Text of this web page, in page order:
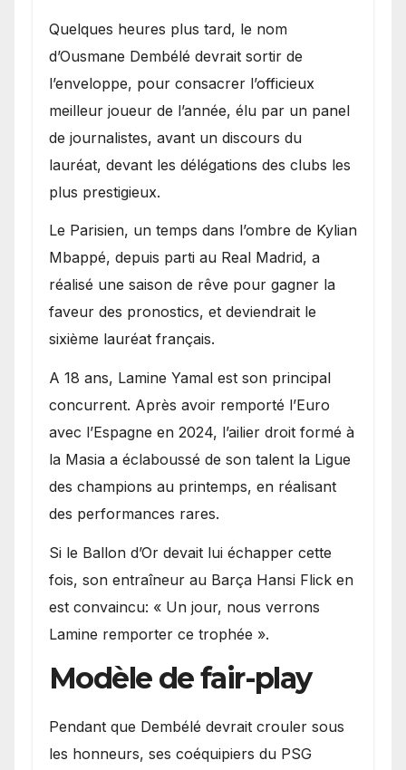
Quelques heures plus tard, le nom
d’Ousmane Dembélé devrait sortir de
l’enveloppe, pour consacrer l’officieux
meilleur joueur de l’année, élu par un panel
de journalistes, avant un discours du
lauréat, devant les délégations des clubs les
plus prestigieux.
Le Parisien, un temps dans l’ombre de Kylian
Mbappé, depuis parti au Real Madrid, a
réalisé une saison de rêve pour gagner la
faveur des pronostics, et deviendrait le
sixième lauréat français.
A 18 ans, Lamine Yamal est son principal
concurrent. Après avoir remporté l’Euro
avec l’Espagne en 2024, l’ailier droit formé à
la Masia a éclaboussé de son talent la Ligue
des champions au printemps, en réalisant
des performances rares.
Si le Ballon d’Or devait lui échapper cette
fois, son entraîneur au Barça Hansi Flick en
est convaincu: « Un jour, nous verrons
Lamine remporter ce trophée ».
Modèle de fair-play
Pendant que Dembélé devrait crouler sous
les honneurs, ses coéquipiers du PSG